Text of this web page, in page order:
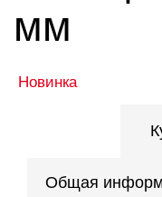
мм
Новинка
Общая